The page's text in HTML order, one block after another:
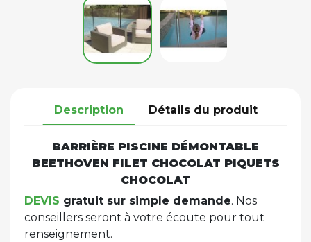
Description Détails du produit
BARRIÈRE PISCINE DÉMONTABLE
BEETHOVEN FILET CHOCOLAT PIQUETS
CHOCOLAT
DEVIS gratuit sur simple demande. Nos
conseillers seront à votre écoute pour tout
renseignement.